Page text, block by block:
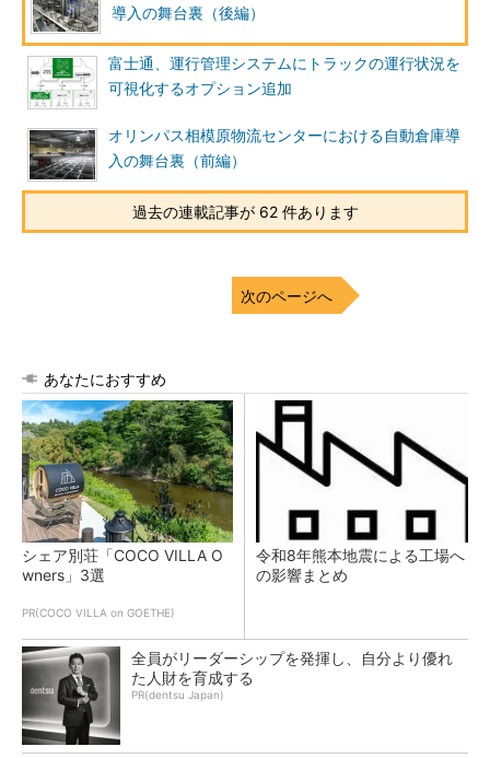
導入の舞台裏（後編）
富士通、運行管理システムにトラックの運行状況を
可視化するオプション追加
オリンパス相模原物流センターにおける自動倉庫導
入の舞台裏（前編）
過去の連載記事が 62 件あります
次のページへ
あなたにおすすめ
シェア別荘「COCO VILLA O
wners」3選
PR(COCO VILLA on GOETHE)
令和8年熊本地震による工場へ
の影響まとめ
全員がリーダーシップを発揮し、自分より優れ
た人財を育成する
PR(dentsu Japan)